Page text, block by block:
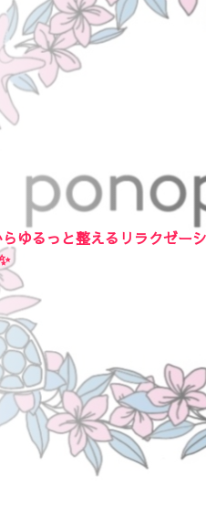
ゆるっと整えるリラクゼー